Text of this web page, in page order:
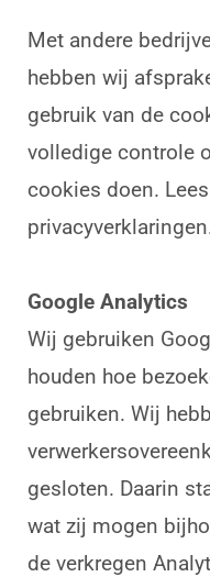
Met andere
hebben wij
gebruik van de
volledige controle
cookies doen.
Google Analytics
Wij gebruiken
houden hoe
gebruiken. Wij
gesloten. Daarin
wat zij mogen
de verkregen